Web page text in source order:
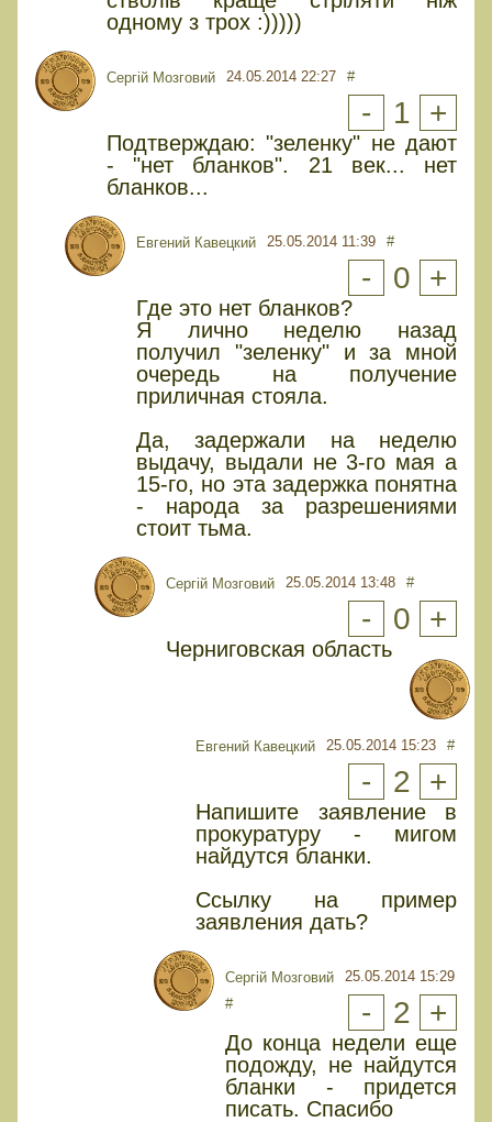
одному з трох :)))))
Сергій Мозговий 24.05.2014 22:27 #
- 1 +
Подтверждаю: "зеленку" не дают
- "нет бланков". 21 век... нет
бланков...
Евгений Кавецкий 25.05.2014 11:39 #
- 0 +
Где это нет бланков?
Я лично неделю назад
получил "зеленку" и за мной
очередь на получение
приличная стояла.
Да, задержали на неделю
выдачу, выдали не 3-го мая а
15-го, но эта задержка понятна
- народа за разрешениями
стоит тьма.
Сергій Мозговий 25.05.2014 13:48 #
- 0 +
Черниговская область
Евгений Кавецкий 25.05.2014 15:23 #
- 2 +
Напишите заявление в
прокуратуру - мигом
найдутся бланки.
Ссылку на пример
заявления дать?
Сергій Мозговий
25.05.2014 15:29
#
- 2 +
До конца недели еще
подожду, не найдутся
бланки - придется
писать. Спасибо